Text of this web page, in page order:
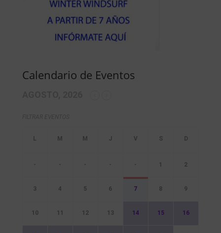
Calendario de Eventos
- - - - - 1 2
3 4 5 6 7 8 9
10 11 12 13 14 15 16